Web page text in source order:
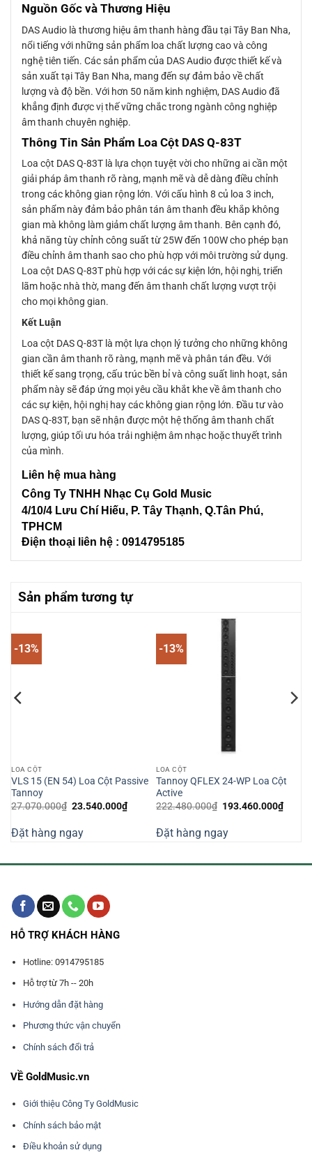
Nguồn Gốc và Thương Hiệu
DAS Audio là thương hiệu âm thanh hàng đầu tại Tây Ban Nha,
nổi tiếng với những sản phẩm loa chất lượng cao và công
nghệ tiên tiến. Các sản phẩm của DAS Audio được thiết kế và
sản xuất tại Tây Ban Nha, mang đến sự đảm bảo về chất
lượng và độ bền. Với hơn 50 năm kinh nghiệm, DAS Audio đã
khẳng định được vị thế vững chắc trong ngành công nghiệp
âm thanh chuyên nghiệp.
Thông Tin Sản Phẩm Loa Cột DAS Q-83T
Loa cột DAS Q-83T là lựa chọn tuyệt vời cho những ai cần một
giải pháp âm thanh rõ ràng, mạnh mẽ và dễ dàng điều chỉnh
trong các không gian rộng lớn. Với cấu hình 8 củ loa 3 inch,
sản phẩm này đảm bảo phân tán âm thanh đều khắp không
gian mà không làm giảm chất lượng âm thanh. Bên cạnh đó,
khả năng tùy chỉnh công suất từ 25W đến 100W cho phép bạn
điều chỉnh âm thanh sao cho phù hợp với môi trường sử dụng.
Loa cột DAS Q-83T phù hợp với các sự kiện lớn, hội nghị, triển
lãm hoặc nhà thờ, mang đến âm thanh chất lượng vượt trội
cho mọi không gian.
Kết Luận
Loa cột DAS Q-83T là một lựa chọn lý tưởng cho những không
gian cần âm thanh rõ ràng, mạnh mẽ và phân tán đều. Với
thiết kế sang trọng, cấu trúc bền bỉ và công suất linh hoạt, sản
phẩm này sẽ đáp ứng mọi yêu cầu khắt khe về âm thanh cho
các sự kiện, hội nghị hay các không gian rộng lớn. Đầu tư vào
DAS Q-83T, bạn sẽ nhận được một hệ thống âm thanh chất
lượng, giúp tối ưu hóa trải nghiệm âm nhạc hoặc thuyết trình
của mình.
Liên hệ mua hàng
Công Ty TNHH Nhạc Cụ Gold Music
4/10/4 Lưu Chí Hiếu, P. Tây Thạnh, Q.Tân Phú,
TPHCM
Điện thoại liên hệ : 0914795185
Sản phẩm tương tự
-13%
LOA CỘT
VLS 15 (EN 54) Loa Cột Passive
Tannoy
27.070.000₫ Giá
27.070.000₫.
23.540.000₫Giá
hiện
23.540.000₫.
Đặt hàng ngay
-13%
LOA CỘT
Tannoy QFLEX 24-WP Loa Cột
Active
222.480.000₫ Giá
222.480.000₫.
193.460.000₫Giá
hiện
Đặt hàng ngay
HỖ TRỢ KHÁCH HÀNG
Hotline: 0914795185
Hỗ trợ từ 7h -- 20h
Hướng dẫn đặt hàng
Phương thức vận chuyển
Chính sách đổi trả
VỀ GoldMusic.vn
Giới thiệu Công Ty GoldMusic
Chính sách bảo mật
Điều khoản sử dụng